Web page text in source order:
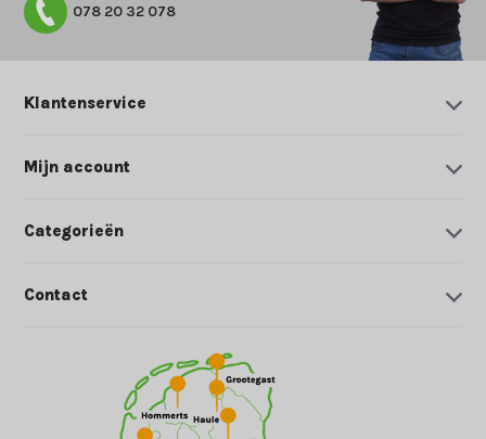
078 20 32 078
Klantenservice
Mijn account
Categorieën
Contact